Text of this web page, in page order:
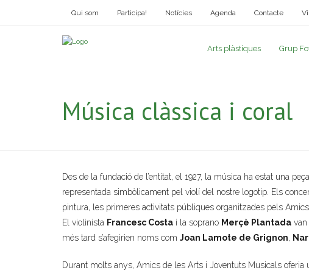
Qui som Participa! Notícies Agenda Contacte
Arts plàstiques Grup
Música clàssica i coral
Des de la fundació de l’entitat, el 1927, la música ha estat una
representada simbòlicament pel violí del nostre logotip. Els
pintura, les primeres activitats públiques organitzades pels
El violinista Francesc Costa i la soprano Merçè Plantada
més tard s’afegirien noms com Joan Lamote de Grignon,
Durant molts anys, Amics de les Arts i Joventuts Musicals oferia